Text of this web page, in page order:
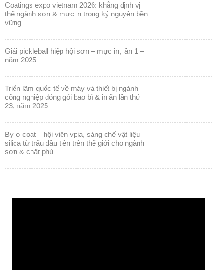
coatings expo vietnam 2026: khẳng định vị
thế ngành sơn & mực in trong kỷ nguyên bền
vững
giải pickleball hiệp hội sơn – mực in, lần 1 –
năm 2025
triển lãm quốc tế về máy và thiết bị ngành
công nghiệp đóng gói bao bì & in ấn lần thứ
23, năm 2025
by-o-coat – hội viên vpia, sáng chế vật liệu
silica từ trấu đầu tiên trên thế giới cho ngành
sơn & chất phủ